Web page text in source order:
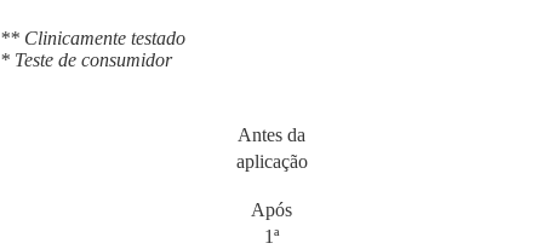
** Clinicamente testado
* Teste de consumidor
Antes da
aplicação
Após
1ª